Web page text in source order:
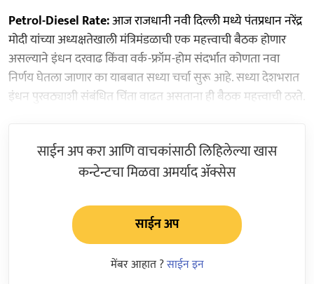
Petrol-Diesel Rate:आज राजधानी नवी दिल्ली मध्ये पंतप्रधान नरेंद्र
मोदी यांच्या अध्यक्षतेखाली मंत्रिमंडळाची एक महत्त्वाची बैठक होणार
असल्याने इंधन दरवाढ किंवा वर्क-फ्रॉम-होम संदर्भात कोणता नवा
निर्णय घेतला जाणार का याबबात सध्या चर्चा सुरू आहे. सध्या देशभरात
इंधन पुरवठ्याशी संबंधित चिंता वाढत असताना ही बैठक महत्त्वाची ठरते.
साईन अप करा आणि वाचकांसाठी लिहिलेल्या खास
कन्टेन्टचा मिळवा अमर्याद ॲक्सेस
साईन अप
मेंबर आहात ?साईन इन